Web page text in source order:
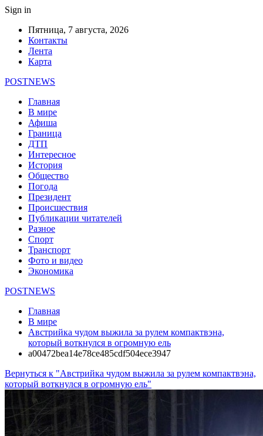
Sign in
Пятница, 7 августа, 2026
Контакты
Лента
Карта
POSTNEWS
Главная
В мире
Афиша
Граница
ДТП
Интересное
История
Общество
Погода
Президент
Происшествия
Публикации читателей
Разное
Спорт
Транспорт
Фото и видео
Экономика
POSTNEWS
Главная
В мире
Австрийка чудом выжила за рулем компактвэна,
который воткнулся в огромную ель
a00472bea14e78ce485cdf504ece3947
Вернуться к "Австрийка чудом выжила за рулем компактвэна,
который воткнулся в огромную ель"